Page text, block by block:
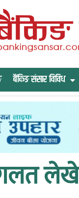
बैंकिङ संसार विविध